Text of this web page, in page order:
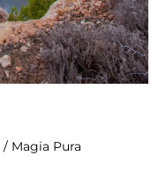
/ Magia Pura